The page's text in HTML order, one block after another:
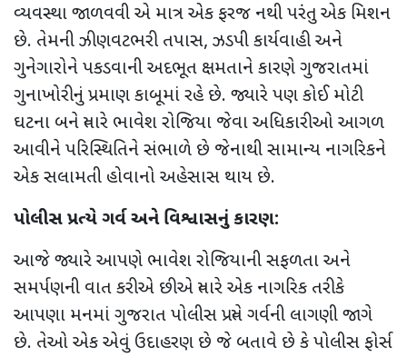
વ્યવસ્થા જાળવવી એ માત્ર એક ફરજ નથી પરંતુ એક મિશન
છે. તેમની ઝીણવટભરી તપાસ, ઝડપી કાર્યવાહી અને
ગુનેગારોને પકડવાની અદભૂત ક્ષમતાને કારણે ગુજરાતમાં
ગુનાખોરીનું પ્રમાણ કાબૂમાં રહે છે. જ્યારે પણ કોઈ મોટી
ઘટના બને ત્યારે ભાવેશ રોજિયા જેવા અધિકારીઓ આગળ
આવીને પરિસ્થિતિને સંભાળે છે જેનાથી સામાન્ય નાગરિકને
એક સલામતી હોવાનો અહેસાસ થાય છે.
પોલીસ પ્રત્યે ગર્વ અને વિશ્વાસનું કારણ:
આજે જ્યારે આપણે ભાવેશ રોજિયાની સફળતા અને
સમર્પણની વાત કરીએ છીએ ત્યારે એક નાગરિક તરીકે
આપણા મનમાં ગુજરાત પોલીસ પ્રત્યે ગર્વની લાગણી જાગે
છે. તેઓ એક એવું ઉદાહરણ છે જે બતાવે છે કે પોલીસ ફોર્સ